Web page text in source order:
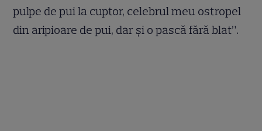
pulpe de pui la cuptor, celebrul meu ostropel
din aripioare de pui, dar şi o pască fără blat”.